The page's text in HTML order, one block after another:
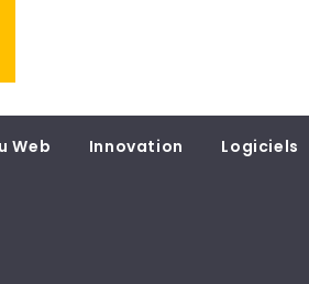
Web Innovation Logiciels